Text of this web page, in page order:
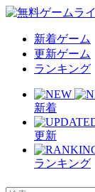
新着ゲーム
更新ゲーム
ランキング
新着
更新
ランキング